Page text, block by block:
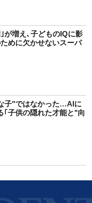
が増え､子どものIQに影
めに欠かせないスーパ
子"ではなかった…AIに
｢子供の隠れた才能と"向